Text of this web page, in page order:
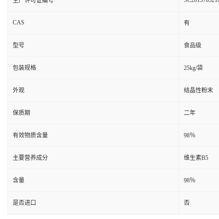
CAS 有
型号 食品级
包装规格 25kg/袋
外观 结晶性粉末
保质期 二年
有效物质含量 98％
主要营养成分 维生素B5
含量 98％
是否进口 否